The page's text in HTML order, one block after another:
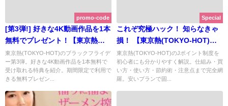
promo-code
[第3弾!] 好きな4K動画作品を1本
無料でプレゼント！【東京熱
(TOKYO-HOT)】でブラックフラ
イデーセール開催中！ | 東京熱
(TOKYO-HOT)【2025年11月最
東京熱(TOKYO-HOT)のブラックフライデ
ー第3弾。好きな4K動画作品を1本無料で
受け取れる特典を紹介。期間限定で利用で
きる無料プレゼン...
Special
これぞ究極ハック！ 知らなきゃ
損！ 【東京熱(TOKYO-HOT)】
のJポイント攻略法って？ ｜トク
する人 vs お金ムダにする人【チ
ェックリスト付き保存版】
東京熱(TOKYO-HOT)のJポイント制度を
初心者にも分かりやすく解説。仕組み・買
い方・使い方・節約術・注意点まで完全網
羅。安いプランで固...